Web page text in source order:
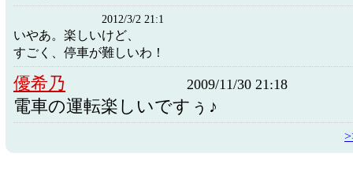
2012/3/2 21:1
いやあ。楽しいけど、
すごく、停車が難しいわ！
優希乃 2009/11/30 21:18
電車の運転楽しいですぅ♪